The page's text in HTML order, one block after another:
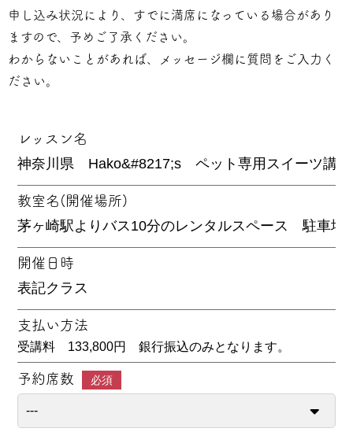
申し込み状況により、すでに満席になっている場合があり
ますので、予めご了承ください。
わからないことがあれば、メッセージ欄に質問をご入力く
ださい。
レッスン名
教室名(開催場所)
開催日時
支払い方法
受講料 133,800円 銀行振込のみとなります。
予約席数 必須